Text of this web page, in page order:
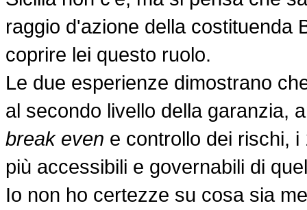
raggio d'azione della costituenda
coprire lei questo ruolo.
Le due esperienze dimostrano
al secondo livello della garanzia,
break even e controllo dei rischi,
più accessibili e governabili di
Io non ho certezze su cosa sia